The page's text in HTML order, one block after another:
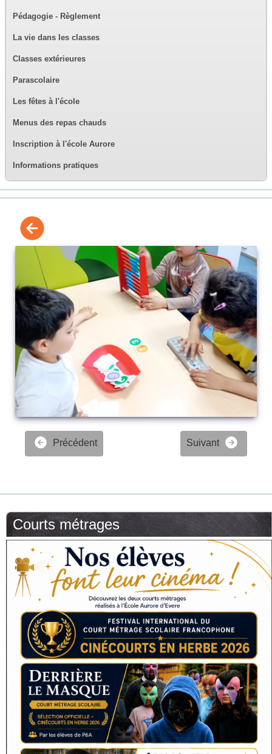
Pédagogie - Règlement
La vie dans les classes
Classes extérieures
Parascolaire
Les fêtes à l'école
Menus des repas chauds
Inscription à l'école Aurore
Informations pratiques
Précédent Suivant
Courts métrages